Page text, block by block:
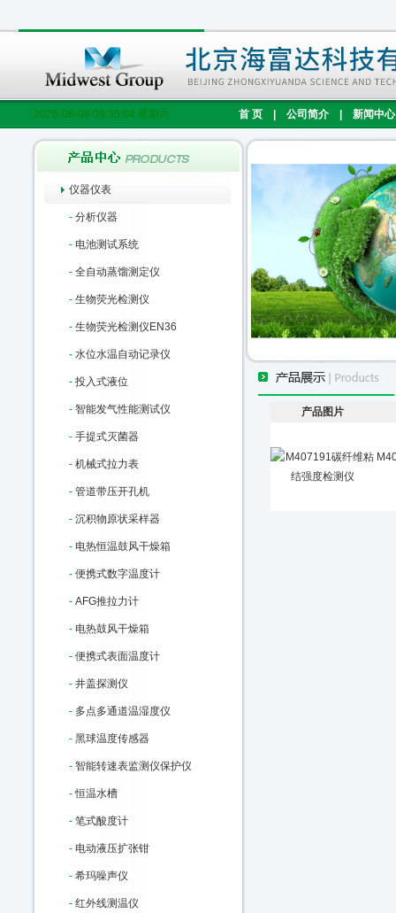
2026-08-08 09:35:05 星期六 首 页 公司简介 新闻中心
仪器仪表
- 分析仪器
- 电池测试系统
- 全自动蒸馏测定仪
- 生物荧光检测仪
- 生物荧光检测仪EN36
- 水位水温自动记录仪
- 投入式液位
- 智能发气性能测试仪
- 手提式灭菌器
- 机械式拉力表
- 管道带压开孔机
- 沉积物原状采样器
- 电热恒温鼓风干燥箱
- 便携式数字温度计
- AFG推拉力计
- 电热鼓风干燥箱
- 便携式表面温度计
- 井盖探测仪
- 多点多通道温湿度仪
- 黑球温度传感器
- 智能转速表监测仪保护仪
-恒温水槽
- 笔式酸度计
- 电动液压扩张钳
- 希玛噪声仪
- 红外线测温仪
产品图片